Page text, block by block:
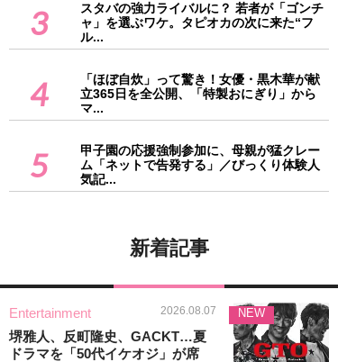
3
スタバの強力ライバルに？ 若者が「ゴンチ
ャ」を選ぶワケ。タピオカの次に来た“フ
ル...
4
「ほぼ自炊」って驚き！女優・黒木華が献
立365日を全公開、「特製おにぎり」から
マ...
5
甲子園の応援強制参加に、母親が猛クレー
ム「ネットで告発する」／びっくり体験人
気記...
新着記事
Entertainment 2026.08.07
堺雅人、反町隆史、GACKT…夏
ドラマを「50代イケオジ」が席
NEW